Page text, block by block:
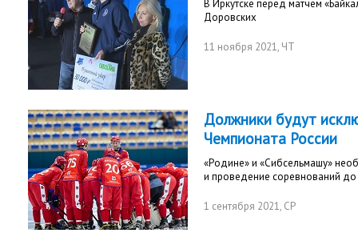
В Иркутске перед матчем
Доровских
11 ноября 2021, ЧТ
Должники будут
Чемпионата России
«Родине» и «Сибсельмашу»
и проведение соревнований до
1 сентября 2021, СР